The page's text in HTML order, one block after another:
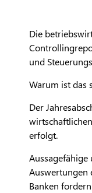
Die
und
Warum ist das
Der
erfolgt.
Auswertungen
Banken